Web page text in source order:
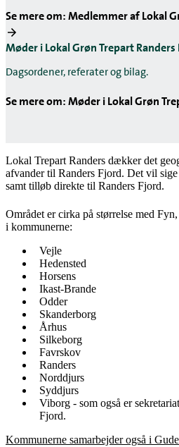
Se mere om: Medlemmer af Lokal
Møder i Lokal Grøn Trepart Randers
Dagsordener, referater og bilag.
Se mere om: Møder i Lokal Grøn
Lokal Trepart Randers dækker det
afvander til Randers Fjord. Det vil
samt tilløb direkte til Randers Fjord.
Området er cirka på størrelse med
i kommunerne:
Vejle
Hedensted
Horsens
Ikast-Brande
Odder
Skanderborg
Århus
Silkeborg
Favrskov
Randers
Norddjurs
Syddjurs
Viborg - som også er
Fjord.
Kommunerne samarbejder også i